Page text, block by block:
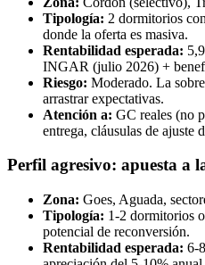
Tipología: 2 dormitorios
donde la oferta es masiva.
Rentabilidad esperada:
INGAR (julio 2026) +
Riesgo: Moderado. La
arrastrar expectativas.
Atención a: GC reales (no
entrega, cláusulas de ajuste
Perfil agresivo: apuesta a
Zona: Goes, Aguada,
Tipología: 1-2 dormitorios
potencial de reconversión.
Rentabilidad esperada: 6-